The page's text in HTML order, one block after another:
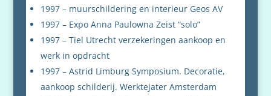
1997 – muurschildering en interieur Geos AV
1997 – Expo Anna Paulowna Zeist “solo”
1997 – Tiel Utrecht verzekeringen aankoop en
werk in opdracht
1997 – Astrid Limburg Symposium. Decoratie,
aankoop schilderij. Werktejater Amsterdam